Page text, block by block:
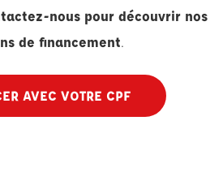
nous pour découvrir nos
de financement.
AVEC VOTRE CPF